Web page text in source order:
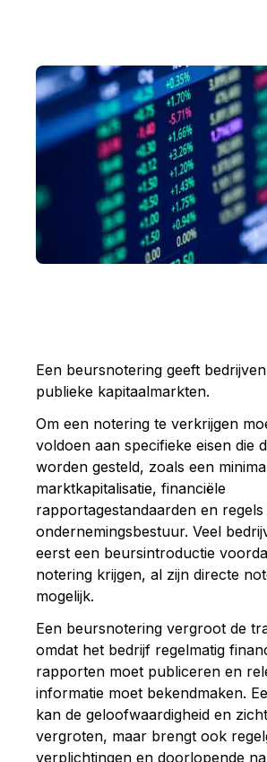
Een beursnotering geeft
publieke kapitaalmarkten.
Om een notering te verkrijgen
voldoen aan specifieke eisen die
worden gesteld, zoals een
marktkapitalisatie, financiële
rapportagestandaarden en
ondernemingsbestuur. Veel
eerst een beursintroductie
notering krijgen, al zijn directe
mogelijk.
Een beursnotering vergroot de
omdat het bedrijf regelmatig
rapporten moet publiceren en
informatie moet bekendmaken.
kan de geloofwaardigheid en
vergroten, maar brengt ook
verplichtingen en doorlopende